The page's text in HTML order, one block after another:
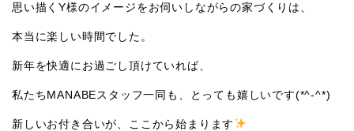
思い描くY様のイメージをお伺いしながらの家づくりは、
本当に楽しい時間でした。
新年を快適にお過ごし頂けていれば、
私たちMANABEスタッフ一同も、とっても嬉しいです(*^-^*)
新しいお付き合いが、ここから始まります